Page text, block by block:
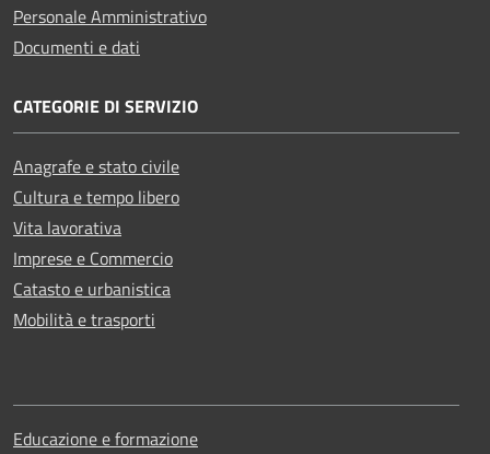
Personale Amministrativo
Documenti e dati
CATEGORIE DI SERVIZIO
Anagrafe e stato civile
Cultura e tempo libero
Vita lavorativa
Imprese e Commercio
Catasto e urbanistica
Mobilità e trasporti
Educazione e formazione